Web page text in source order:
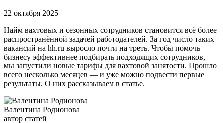
22 октября 2025
Найм вахтовых и сезонных сотрудников становится всё более
распространённой задачей работодателей. За год число таких
вакансий на hh.ru выросло почти на треть. Чтобы помочь
бизнесу эффективнее подбирать подходящих сотрудников,
мы запустили новые тарифы для вахтовой занятости. Прошло
всего несколько месяцев — и уже можно подвести первые
результаты. О них рассказываем в статье.
Валентина Родионова
автор статей